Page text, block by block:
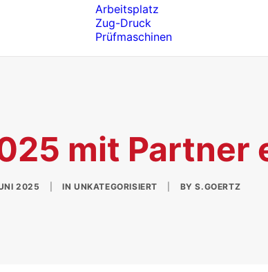
Arbeitsplatz
Zug-Druck
Prüfmaschinen
mit Partner
2025 IN UNKATEGORISIERT BYS.GOERTZ